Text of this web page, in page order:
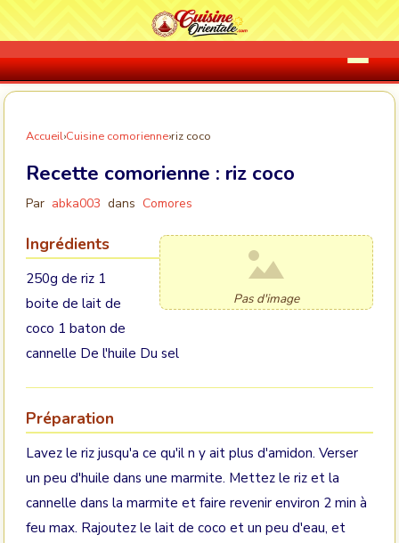
Accueil›Cuisine comorienne›riz coco
Recette comorienne : riz coco
Par abka003 dans Comores
Pas d'image
Ingrédients
250g de riz 1
boite de lait de
coco 1 baton de
cannelle De l'huile Du sel
Préparation
Lavez le riz jusqu'a ce qu'il n y ait plus d'amidon. Verser
un peu d'huile dans une marmite. Mettez le riz et la
cannelle dans la marmite et faire revenir environ 2 min à
feu max. Rajoutez le lait de coco et un peu d'eau, et